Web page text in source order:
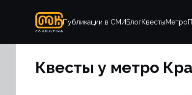
Публикации в СМИ БлогКвестыМетро
Квесты у метро